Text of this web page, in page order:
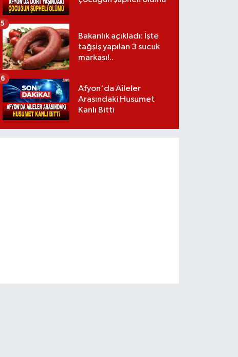
Bakanlık açıkladı: İşte
tağşiş yapılan 3 sucuk
markası!..
5
Afyon'da Aileler
Arasındaki Husumet
Kanlı Bitti
6